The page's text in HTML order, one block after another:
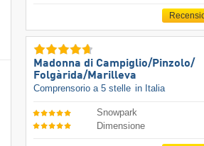
Madonna di Campiglio/​Pinzolo/​
Folgàrida/​Marilleva
Comprensorio a 5 stelle in Italia
Snowpark
Dimensione